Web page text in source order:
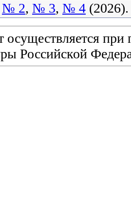
№ 2, № 3, № 4 (2026).
осуществляется
Российской